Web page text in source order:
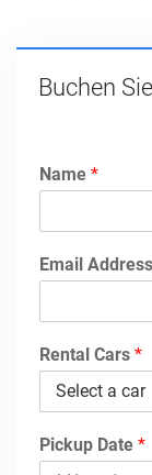
Buchen
Name *
Email Address
Rental Cars *
Pickup Date *